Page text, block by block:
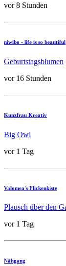
vor 8 Stunden
niwibo - life is so beautiful
Geburtstagsblumen
vor 16 Stunden
Kunzfrau Kreativ
Big Owl
vor 1 Tag
Valomea's Flickenkiste
Plausch über den
vor 1 Tag
Nähgang